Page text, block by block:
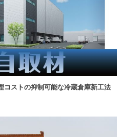
コストの抑制可能な冷蔵倉庫新工法